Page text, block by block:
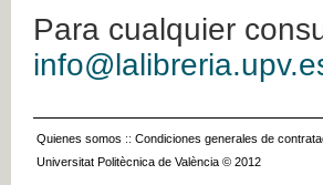
Para cualquier
Quienes somos :: Condiciones generales de
Universitat Politècnica de València © 2012